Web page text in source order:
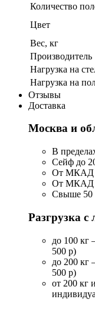
Количество
Цвет
Вес, кг
Производитель
Нагрузка на
Нагрузка на
Отзывы
Доставка
Москва и
В
Сейф до
От МКАД
От МКАД
Свыше 50
Разгрузка с
до 100 кг
500 р)
до 200 кг
500 р)
от 200 кг